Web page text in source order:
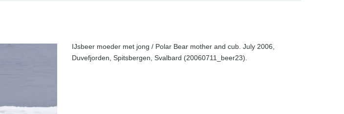
IJsbeer moeder met jong / Polar Bear mother and cub. July 2006,
Duvefjorden, Spitsbergen, Svalbard (20060711_beer23).